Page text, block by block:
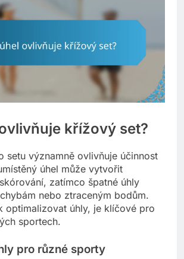
křížový set?
setu významně ovlivňuje účinnost
úhel může vytvořit
zatímco špatné úhly
nebo ztraceným bodům.
optimalizovat úhly, je klíčové pro
sportech.
pro různé sporty